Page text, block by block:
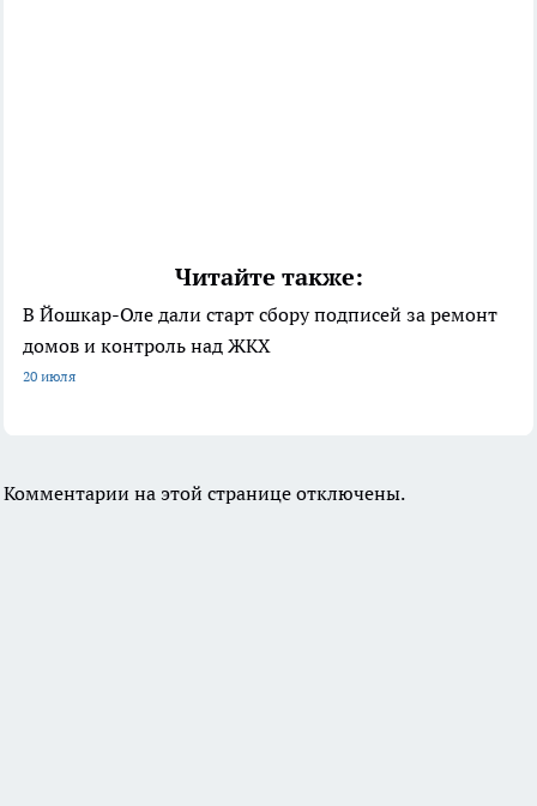
Читайте также:
В Йошкар-Оле дали старт сбору подписей за ремонт
домов и контроль над ЖКХ
20 июля
Комментарии на этой странице отключены.